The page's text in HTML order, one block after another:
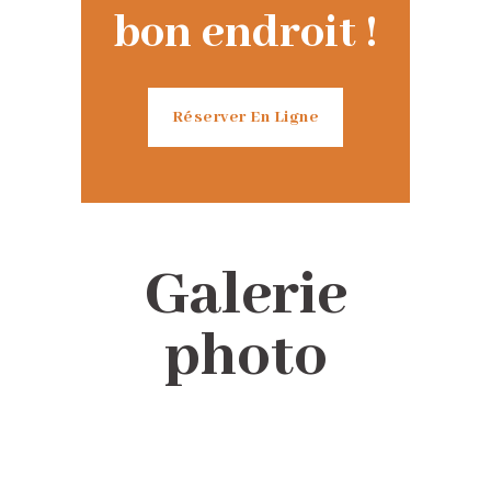
bon endroit !
Réserver En Ligne
Galerie
photo